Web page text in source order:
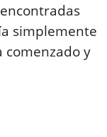
simplemente
comenzado y